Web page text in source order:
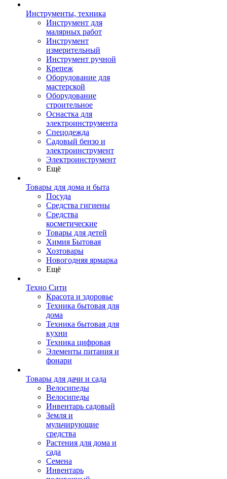
Инструменты, техника
Инструмент для
малярных работ
Инструмент
измерительный
Инструмент ручной
Крепеж
Оборудование для
мастерской
Оборудование
строительное
Оснастка для
электроинструмента
Спецодежда
Садовый бензо и
электроинструмент
Электроинструмент
Ещё
Товары для дома и быта
Посуда
Средства гигиены
Средства
косметические
Товары для детей
Химия Бытовая
Хозтовары
Новогодняя ярмарка
Ещё
Техно Сити
Красота и здоровье
Техника бытовая для
дома
Техника бытовая для
кухни
Техника цифровая
Элементы питания и
фонари
Товары для дачи и сада
Велосипеды
Велосипеды
Инвентарь садовый
Земля и
мульчирующие
средства
Растения для дома и
сада
Семена
Инвентарь